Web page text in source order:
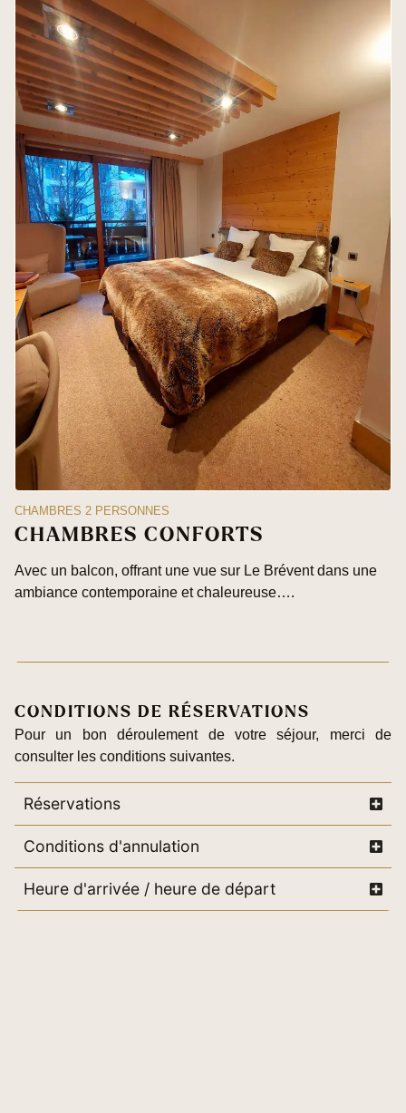
CHAMBRES 2 PERSONNES
CHAMBRES CONFORTS
Avec un balcon, offrant une vue sur Le Brévent dans une
ambiance contemporaine et chaleureuse….
CONDITIONS DE RÉSERVATIONS
Pour un bon déroulement de votre séjour, merci de
consulter les conditions suivantes.
Réservations
Conditions d'annulation
Heure d'arrivée / heure de départ